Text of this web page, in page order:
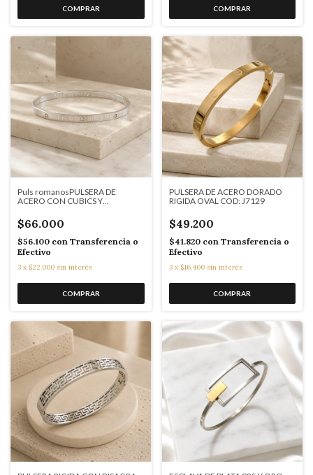
Puls romanosPULSERA DE
ACERO CON CUBICS Y
J7169
$66.000
$56.100 con Transferencia o
Efectivo
3 x $22.000 sin interés
PULSERA DE ACERO DORADO
RIGIDA OVAL COD: J7129
$49.200
$41.820 con Transferencia o
Efectivo
3 x $16.400 sin interés